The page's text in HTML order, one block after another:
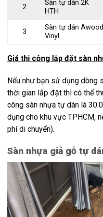
2
Sàn tự dán 2K
HTH
3
Sàn tự dán Awood
Vinyl
Giá thi công lắp đặt sàn
Nếu như bạn sử dụng dòng
thời gian lắp đặt thì có thể
công sàn nhựa tự dán là
dụng cho khu vực TPHCM,
phí di chuyển).
Sàn nhựa giả gỗ tự